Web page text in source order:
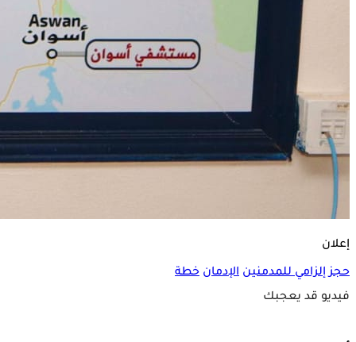
إعلان
حجز إلزامي للمدمنين الإدمان خطة
فيديو قد يعجبك